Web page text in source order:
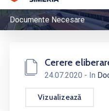
Documente Necesare
Cerere
24.07.2020 - In
Vizualizează